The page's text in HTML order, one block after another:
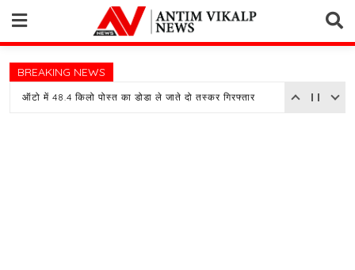
content
BREAKING NEWS
ऑटो में 48.4 किलो पोस्त का डोडा ले जाते दो तस्कर गिरफ्तार